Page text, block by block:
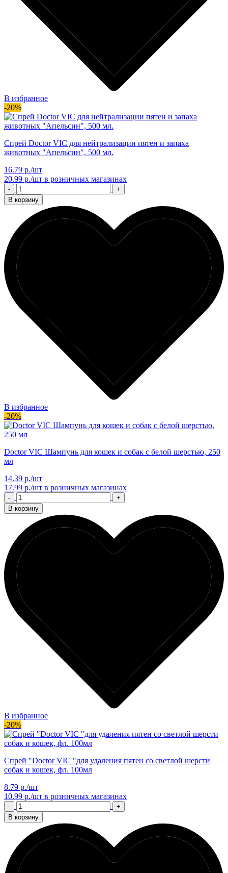
В избранное
-20%
Спрей Doctor VIC для нейтрализации пятен и запаха
животных "Апельсин", 500 мл.
16.79 р./шт
20.99 р./шт в розничных магазинах
-
+
В корзину
В избранное
-20%
Doctor VIC Шампунь для кошек и собак с белой шерстью, 250
мл
14.39 р./шт
17.99 р./шт в розничных магазинах
-
+
В корзину
В избранное
-20%
Спрей "Doctor VIC "для удаления пятен со светлой шерсти
собак и кошек, фл. 100мл
8.79 р./шт
10.99 р./шт в розничных магазинах
-
+
В корзину